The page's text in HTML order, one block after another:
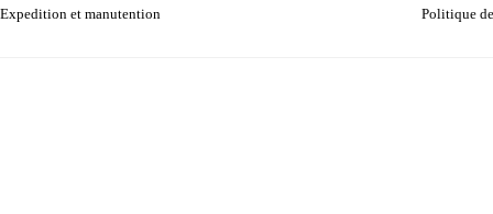
Expedition et manutention
Politique